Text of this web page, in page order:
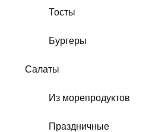
Тосты
Бургеры
Салаты
Из морепродуктов
Праздничные